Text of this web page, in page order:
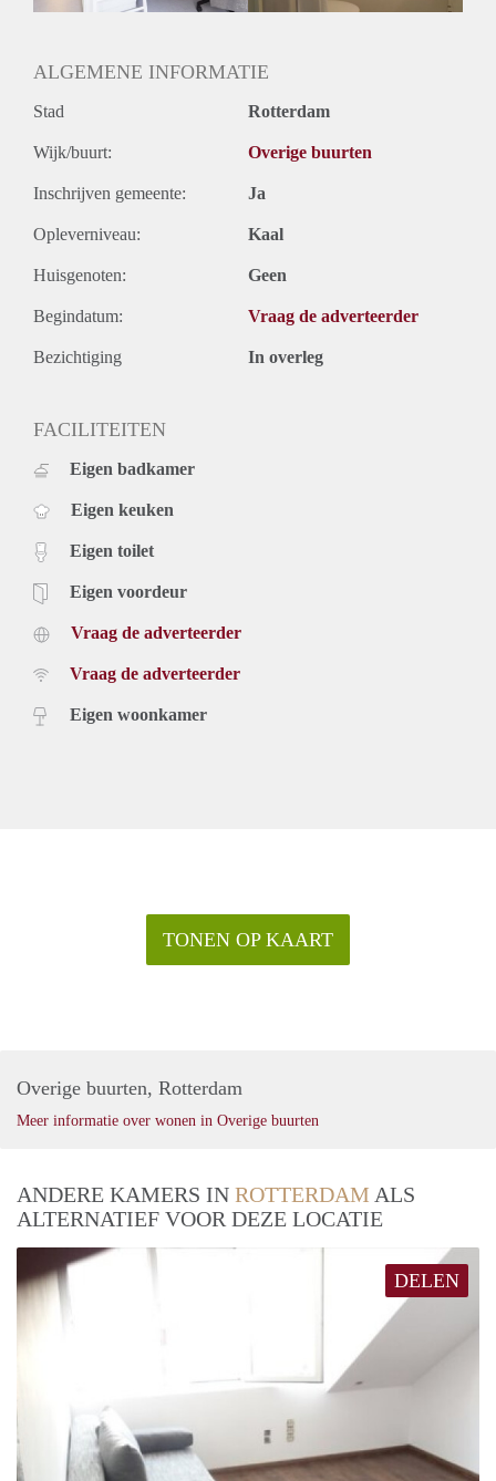
Oplevering
ALGEMENE INFORMATIE
Stad Rotterdam
Wijk/buurt: Overige buurten
Inschrijven gemeente: Ja
Opleverniveau: Kaal
Huisgenoten: Geen
Begindatum: Vraag de adverteerder
Bezichtiging In overleg
FACILITEITEN
Eigen badkamer
Eigen keuken
Eigen toilet
Eigen voordeur
Vraag de adverteerder
Vraag de adverteerder
Eigen woonkamer
TONEN OP KAART
Overige buurten, Rotterdam
Meer informatie over wonen in Overige buurten
ANDERE KAMERS IN ROTTERDAM ALS
ALTERNATIEF VOOR DEZE LOCATIE
DELEN